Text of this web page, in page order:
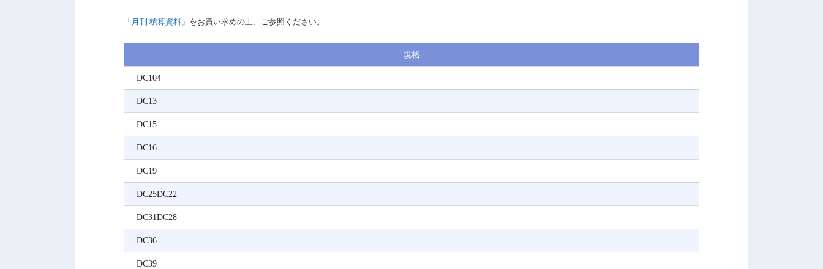
「 月刊 積算資料 」をお買い求めの上、ご参照ください。
規格
DC104
DC13
DC15
DC16
DC19
DC25DC22
DC31DC28
DC36
DC39